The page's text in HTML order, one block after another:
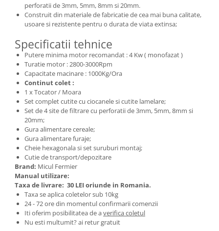
Masini batut stalpi
Pentru Casa si Camping
Aragaze, plite, piese butelii de
voiaj
Accesorii aragaze & butelii
Butelii
Gratare
Pirostrii si accesorii pentru gatit
Plite & aragaze
Iluminat & electrice
Prelungitoare & cabluri electrice
Becuri
Coliere plastic
Conectori/doze
Corpuri de iluminat
Lampi solare
Lanterne
Lumina de crestere pentru plante
perforatii de 3mm, 5mm, 8mm si 20mm.
Construit din materiale de fabricatie de cea mai buna calitate,
usoare si rezistente pentru o durata de viata extinsa;
Specificatii tehnice
Putere minima motor recomandat : 4 Kw ( monofazat )
Turatie motor : 2800-3000Rpm
Capacitate macinare : 1000Kg/Ora
Continut colet :
1 x Tocator / Moara
Set complet cutite cu ciocanele si cutite lamelare;
Set de 4 site de filtrare cu perforatii de 3mm, 5mm, 8mm si
20mm;
Gura alimentare cereale;
Gura alimentare furaje;
Cheie hexagonala si set suruburi montaj;
Cutie de transport/depozitare
Brand: Micul Fermier
Manual utilizare:
Taxa de livrare: 30 LEI oriunde in Romania.
Taxa se aplica coletelor sub 10kg
24 - 72 ore din momentul confirmarii comenzii
Iti oferim posibilitatea de averifica coletul
Nu esti multumit? ai retur gratuit